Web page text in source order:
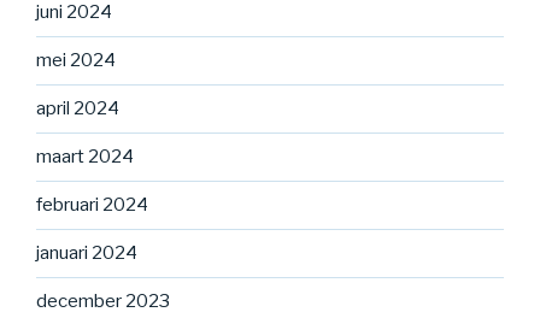
juni 2024
mei 2024
april 2024
maart 2024
februari 2024
januari 2024
december 2023